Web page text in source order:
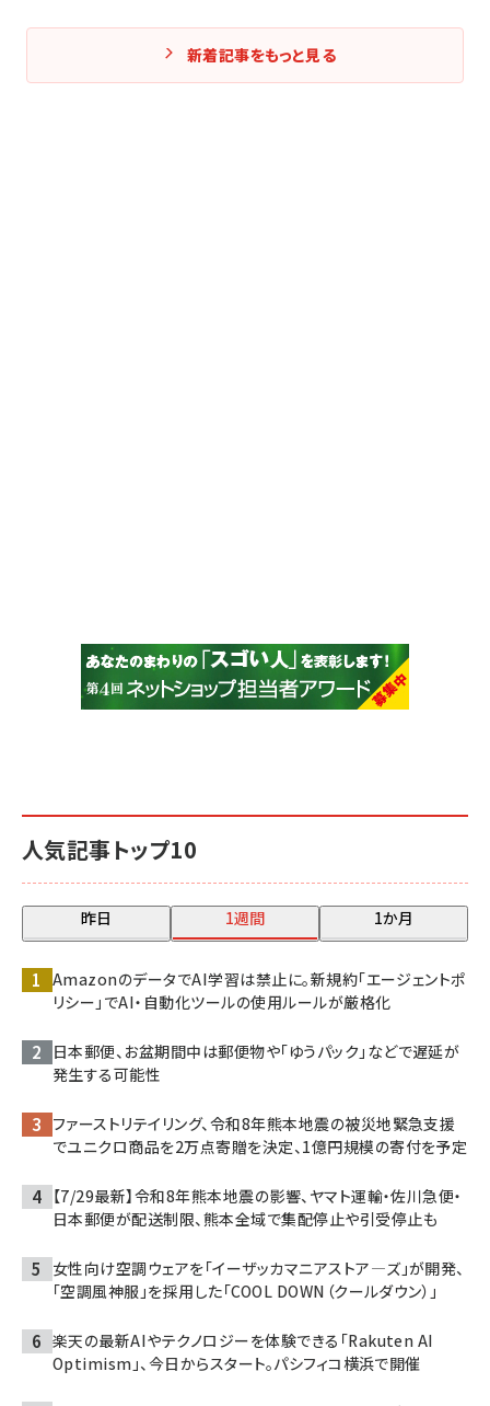
人気記事トップ10
昨日 1週間 1か月
AmazonのデータでAI学習は禁止に。新規約「エージェントポ
リシー」でAI・自動化ツールの使用ルールが厳格化
日本郵便、お盆期間中は郵便物や「ゆうパック」などで遅延が
発生する可能性
ファーストリテイリング、令和8年熊本地震の被災地緊急支援
でユニクロ商品を2万点寄贈を決定、1億円規模の寄付を予定
【7/29最新】令和8年熊本地震の影響、ヤマト運輸・佐川急便・
日本郵便が配送制限、熊本全域で集配停止や引受停止も
女性向け空調ウェアを「イーザッカマニアストア―ズ」が開発、
「空調風神服」を採用した「COOL DOWN（クールダウン）」
楽天の最新AIやテクノロジーを体験できる「Rakuten AI
Optimism」、今日からスタート。パシフィコ横浜で開催
新着記事をもっと見る